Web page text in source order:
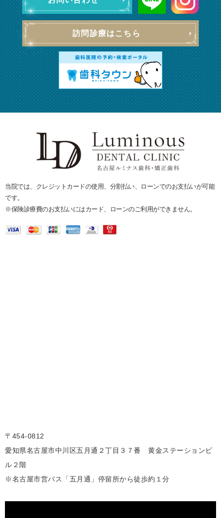
訪問診療はこちら
当院では、クレジットカードの使用、分割払い、ローンでのお支払いが可能
です。
※保険診療費のお支払いにはカード、ローンのご利用ができません。
〒454-0812
愛知県名古屋市中川区五月通２丁目３７番 黄金ステーションビ
ル２階
※名古屋市営バス「五月通」停留所から徒歩約１分